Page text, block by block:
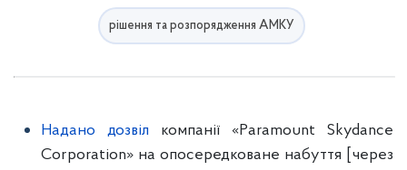
рішення та розпорядження АМКУ
Надано дозвіл компанії «Paramount Skydance
Corporation» на опосередковане набуття [через